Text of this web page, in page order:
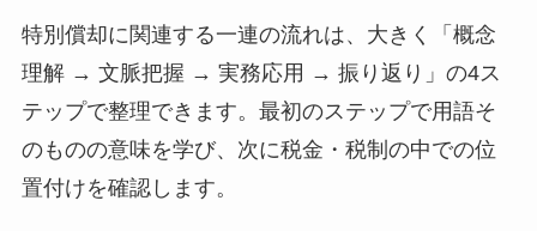
特別償却に関連する一連の流れは、大きく「概念
理解 → 文脈把握 → 実務応用 → 振り返り」の4ス
テップで整理できます。最初のステップで用語そ
のものの意味を学び、次に税金・税制の中での位
置付けを確認します。